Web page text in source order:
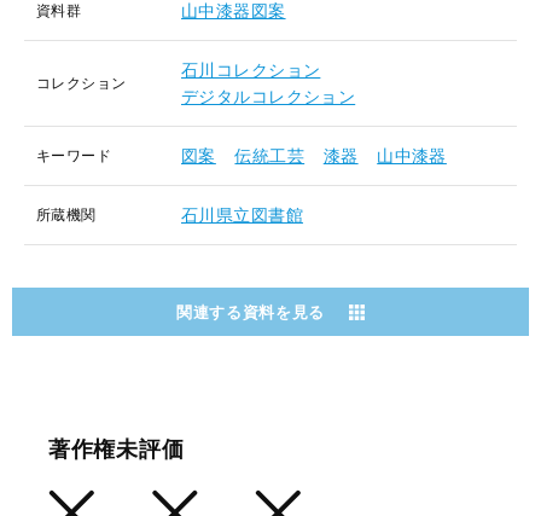
資料群 山中漆器図案
コレクション
石川コレクション
デジタルコレクション
キーワード 図案 伝統工芸 漆器 山中漆器
所蔵機関 石川県立図書館
関連する資料を見る
著作権未評価